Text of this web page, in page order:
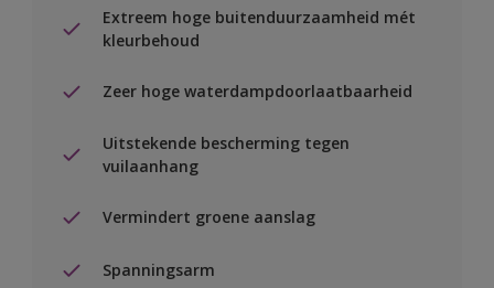
Extreem hoge buitenduurzaamheid mét
kleurbehoud
Zeer hoge waterdampdoorlaatbaarheid
Uitstekende bescherming tegen
vuilaanhang
Vermindert groene aanslag
Spanningsarm